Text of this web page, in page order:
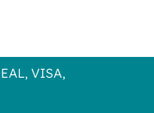
VISA,